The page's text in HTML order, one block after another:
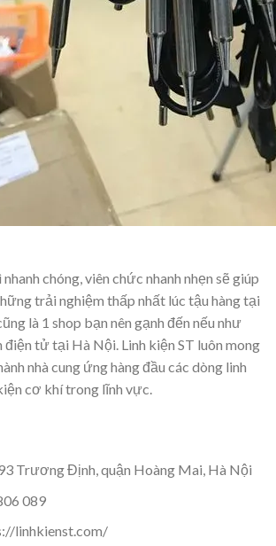
chóng, viên chức nhanh nhẹn sẽ giúp
trải nghiệm thấp nhất lúc tậu hàng tại
là 1 shop bạn nên gạnh đến nếu như
điện tử tại Hà Nội. Linh kiện ST luôn mong
nhà cung ứng hàng đầu các dòng linh
cơ khí trong lĩnh vực.
Trương Định, quận Hoàng Mai, Hà Nội
089
linhkienst.com/